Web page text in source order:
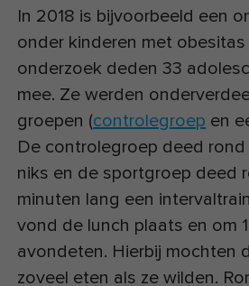
In 2018 is bijvoorbeeld een
onder kinderen met obesitas
onderzoek deden 33
mee. Ze werden
groepen (controlegroep en
De controlegroep deed rond
niks en de sportgroep deed
minuten lang een
vond de lunch plaats en om
avondeten. Hierbij mochten
zoveel eten als ze wilden.